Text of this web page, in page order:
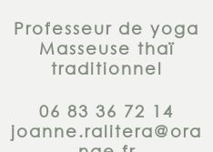
Professeur de yoga
Masseuse thaï
traditionnel
06 83 36 72 14
joanne.ralitera@ora